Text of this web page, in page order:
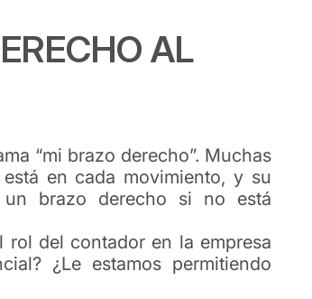
AL
“mi brazo derecho”. Muchas
en cada movimiento, y su
brazo derecho si no está
rol del contador en la empresa
¿Le estamos permitiendo